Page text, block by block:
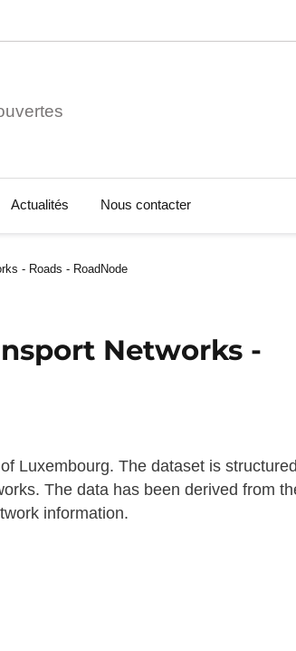
Actualités Nous contacter
- Roads - RoadNode
Networks -
Luxembourg. The dataset is structured
The data has been derived from
information.